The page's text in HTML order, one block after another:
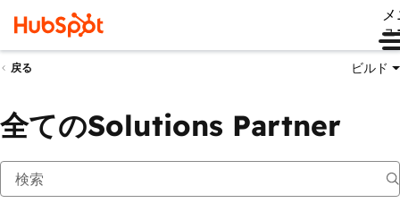
ュ
戻る ビルド
全てのSolutions Partner